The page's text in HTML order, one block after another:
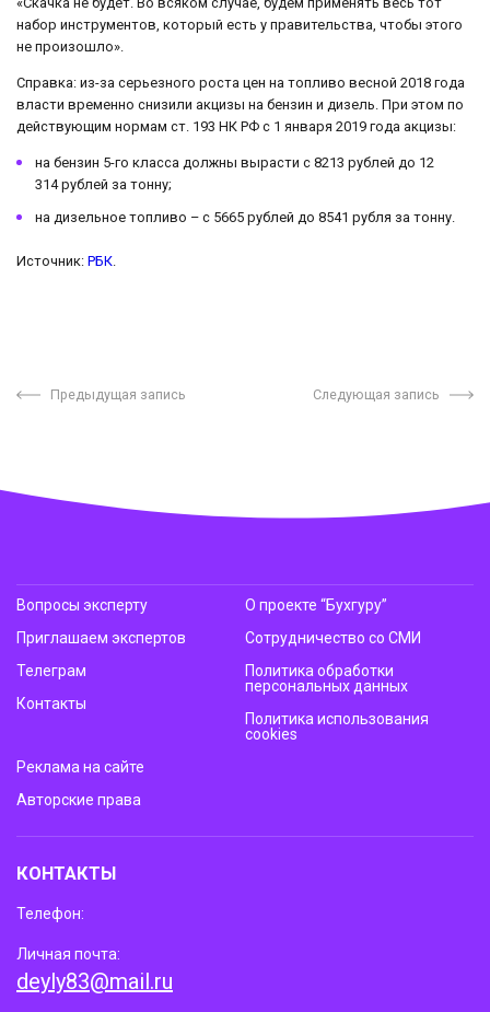
набор инструментов, который есть у правительства, чтобы этого
не произошло».
Справка: из-за серьезного роста цен на топливо весной 2018 года
власти временно снизили акцизы на бензин и дизель. При этом по
действующим нормам ст. 193 НК РФ с 1 января 2019 года акцизы:
на бензин 5-го класса должны вырасти с 8213 рублей до 12
314 рублей за тонну;
на дизельное топливо – с 5665 рублей до 8541 рубля за тонну.
Источник: РБК
Предыдущая запись Следующая запись
Вопросы эксперту
Приглашаем экспертов
Телеграм
Контакты
О проекте “Бухгуру”
Сотрудничество со СМИ
Политика обработки
персональных данных
Политика использования
cookies
Реклама на сайте
Авторские права
КОНТАКТЫ
Телефон:
Личная почта:
deyly83@mail.ru